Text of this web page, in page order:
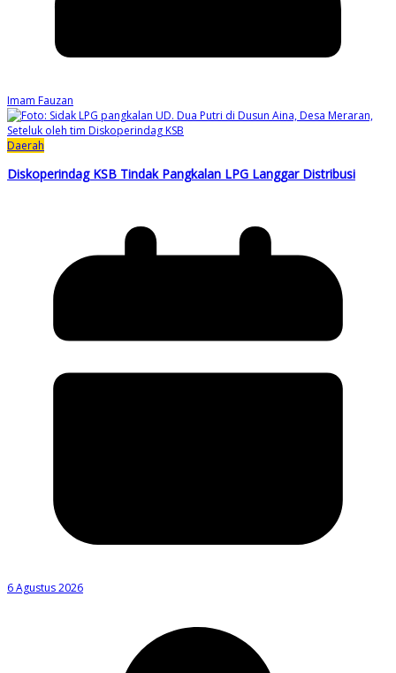
Imam Fauzan
Daerah
Diskoperindag KSB Tindak Pangkalan LPG Langgar Distribusi
6 Agustus 2026